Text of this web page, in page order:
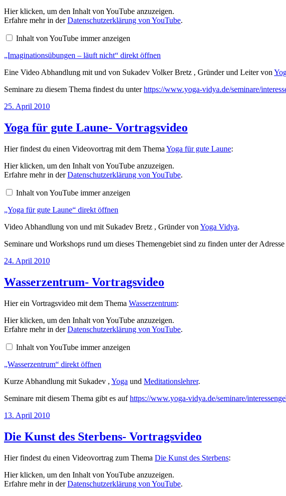
„Imaginationsübungen
–
läuft
nicht“
von
anzeigen
Hier klicken, um den Inhalt von YouTube anzuzeigen.
Erfahre mehr in derDatenschutzerklärung von YouTube.
Inhalt von YouTube immer anzeigen
„Imaginationsübungen – läuft nicht“ direkt öffnen
Eine Video Abhandlung mit und von Sukadev Volker Bretz , Gründer und Leiter von
Seminare zu diesem Thema findest du unterhttps://www.yoga-vidya.de/seminare/
Veröffentlicht
25. April 2010
Yoga für gute Laune- Vortragsvideo
Hier findest du einen Videovortrag mit dem Thema Yoga für gute Laune:
„Yoga
für
gute
Laune“
von
anzeigen
Hier klicken, um den Inhalt von YouTube anzuzeigen.
Erfahre mehr in derDatenschutzerklärung von YouTube.
Inhalt von YouTube immer anzeigen
„Yoga für gute Laune“ direkt öffnen
Video Abhandlung von und mit Sukadev Bretz , Gründer von Yoga Vidya.
Seminare und Workshops rund um dieses Themengebiet sind zu finden unter der Adresse
Veröffentlicht
24. April 2010
Wasserzentrum- Vortragsvideo
Hier ein Vortragsvideo mit dem Thema Wasserzentrum:
„Wasserzentrum“
von
YouTube
Hier klicken, um den Inhalt von YouTube anzuzeigen.
Erfahre mehr in derDatenschutzerklärung von YouTube.
Inhalt von YouTube immer anzeigen
„Wasserzentrum“ direkt öffnen
Kurze Abhandlung mit Sukadev , Yoga und Meditationslehrer.
Seminare mit diesem Thema gibt es aufhttps://www.yoga-vidya.de/seminare/
Veröffentlicht
13. April 2010
Die Kunst des Sterbens- Vortragsvideo
Hier findest du einen Videovortrag zum Thema Die Kunst des Sterbens:
„Die
Kunst
des
Hier klicken, um den Inhalt von YouTube anzuzeigen.
Erfahre mehr in derDatenschutzerklärung von YouTube.